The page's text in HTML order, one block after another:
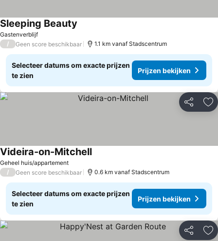
Gastenverblijf
Sleeping Beauty
/ Geen score beschikbaar 1.1 km vanaf Stadscentrum
Selecteer datums om exacte prijzen
te zien
Prijzen bekijken
Delen
Geheel huis/appartement
Videira-on-MitchellPrijzen bekijken
/ Geen score beschikbaar 0.6 km vanaf Stadscentrum
Selecteer datums om exacte prijzen
te zien
Prijzen bekijken
Delen